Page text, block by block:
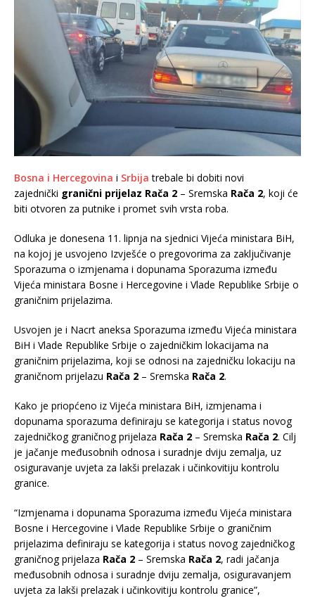
Bosna i Hercegovina i Srbija trebale bi dobiti novi
zajednički granični prijelaz Rača 2 – Sremska Rača 2, koji će
biti otvoren za putnike i promet svih vrsta roba.
Odluka je donesena 11. lipnja na sjednici Vijeća ministara BiH,
na kojoj je usvojeno Izvješće o pregovorima za zaključivanje
Sporazuma o izmjenama i dopunama Sporazuma između
Vijeća ministara Bosne i Hercegovine i Vlade Republike Srbije o
graničnim prijelazima.
Usvojen je i Nacrt aneksa Sporazuma između Vijeća ministara
BiH i Vlade Republike Srbije o zajedničkim lokacijama na
graničnim prijelazima, koji se odnosi na zajedničku lokaciju na
graničnom prijelazu Rača 2 – Sremska Rača 2.
Kako je priopćeno iz Vijeća ministara BiH, izmjenama i
dopunama sporazuma definiraju se kategorija i status novog
zajedničkog graničnog prijelaza Rača 2 – Sremska Rača 2. Cilj
je jačanje međusobnih odnosa i suradnje dviju zemalja, uz
osiguravanje uvjeta za lakši prelazak i učinkovitiju kontrolu
granice.
“Izmjenama i dopunama Sporazuma između Vijeća ministara
Bosne i Hercegovine i Vlade Republike Srbije o graničnim
prijelazima definiraju se kategorija i status novog zajedničkog
graničnog prijelaza Rača 2 – Sremska Rača 2, radi jačanja
međusobnih odnosa i suradnje dviju zemalja, osiguravanjem
uvjeta za lakši prelazak i učinkovitiju kontrolu granice”,